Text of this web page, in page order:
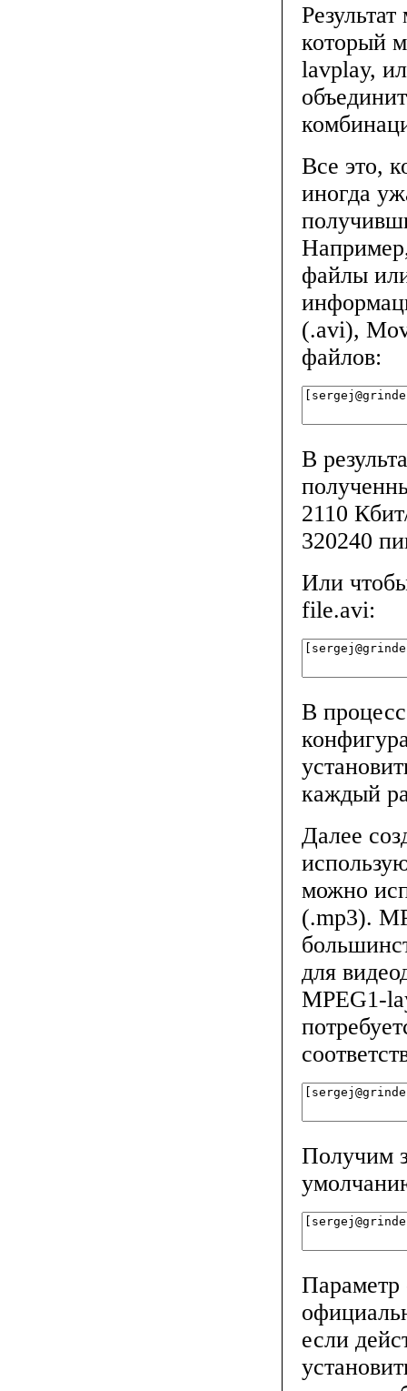
который
lavplay,
Все это,
иногда
файлы
(.avi),
файлов:
В
2110
320240
Или
file.avi:
В
каждый
Далее
можно
(.mp3).
для
MPEG1-
Получим
Параметр
если